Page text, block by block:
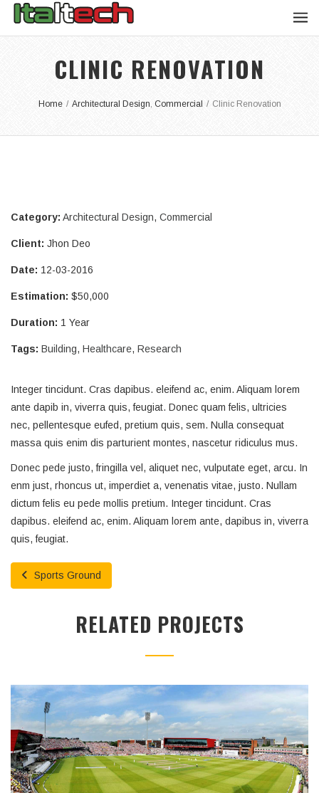
CLINIC RENOVATION
Home / Architectural Design, Commercial / Clinic Renovation
Category: Architectural Design, Commercial
Client: Jhon Deo
Date: 12-03-2016
Estimation: $50,000
Duration: 1 Year
Tags: Building, Healthcare, Research
Integer tincidunt. Cras dapibus. eleifend ac, enim. Aliquam lorem
ante dapib in, viverra quis, feugiat. Donec quam felis, ultricies
nec, pellentesque eufed, pretium quis, sem. Nulla consequat
massa quis enim dis parturient montes, nascetur ridiculus mus.
Donec pede justo, fringilla vel, aliquet nec, vulputate eget, arcu. In
enm just, rhoncus ut, imperdiet a, venenatis vitae, justo. Nullam
dictum felis eu pede mollis pretium. Integer tincidunt. Cras
dapibus. eleifend ac, enim. Aliquam lorem ante, dapibus in, viverra
quis, feugiat.
Sports Ground
RELATED PROJECTS
SPORTS GROUND
Integer tincidunt. Cras dapibus. eleifend ac, enim.
Aliquam...